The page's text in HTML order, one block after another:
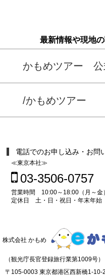
最新情報や現地
かもめツアー 公
/かもめツアー
電話でのお申し込み・お問
≪東京本社≫
03-3506-0757
営業時間 10:00～18:00（月～金
定休日 土・日・祝日・年末年始
株式会社 かもめ
（観光庁長官登録旅行業第1009号）
〒105-0003 東京都港区西新橋1-10-